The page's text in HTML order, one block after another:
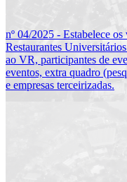
nº 04/2025 - Estabelece
Restaurantes
ao VR, participantes de
eventos, extra quadro
e empresas terceirizadas.